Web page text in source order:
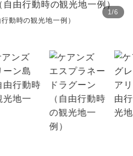
1/6
動時の観光地一例）
ます。
円、子供（2歳以上
変更になる場合がありま
3,000円、子供（2歳以上12
。
てのお食事が付いていますので、お食
の心配はいりません。（機内食を除
）
屋にてゆっくりとお召し上がりいた
ます。
りの音を気にせず、ガイドさんの説明